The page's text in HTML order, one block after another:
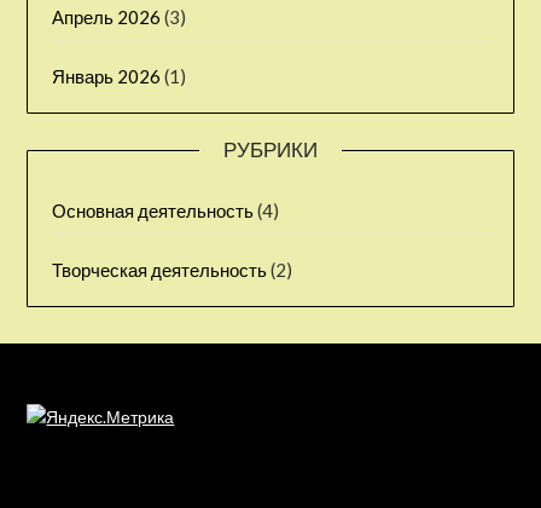
Апрель 2026 (3)
Январь 2026 (1)
РУБРИКИ
Основная деятельность(4)
Творческая деятельность(2)